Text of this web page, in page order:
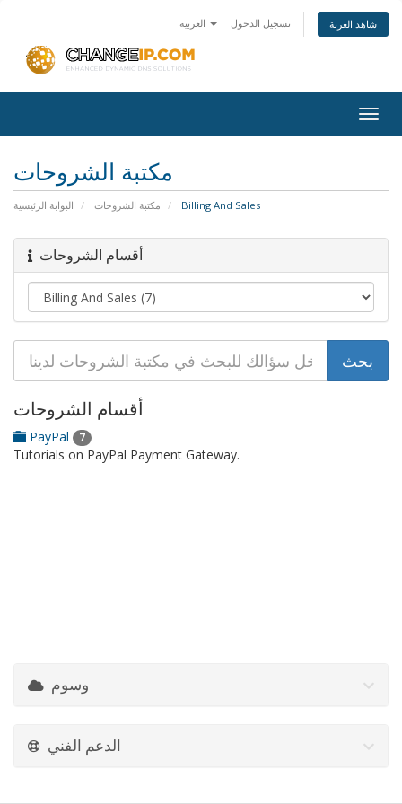
تسجيل الدخول شاهد العربة
مكتبة الشروحات
البوابة الرئيسية مكتبة الشروحات Billing And Sales
أقسام الشروحات
أقسام الشروحات
PayPal 7
Tutorials on PayPal Payment Gateway.
وسوم
الدعم الفني